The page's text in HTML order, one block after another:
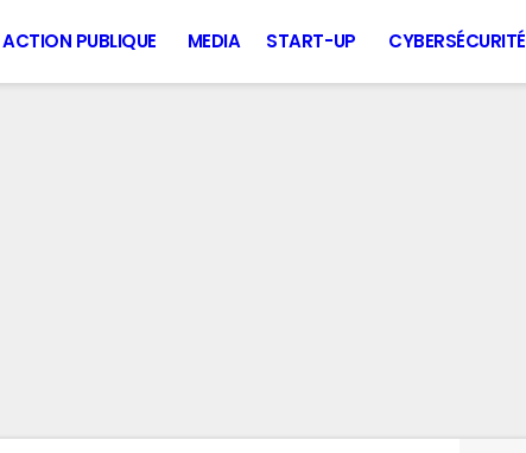
ACTION PUBLIQUE MEDIA START-UP CYBERSÉCURITÉ